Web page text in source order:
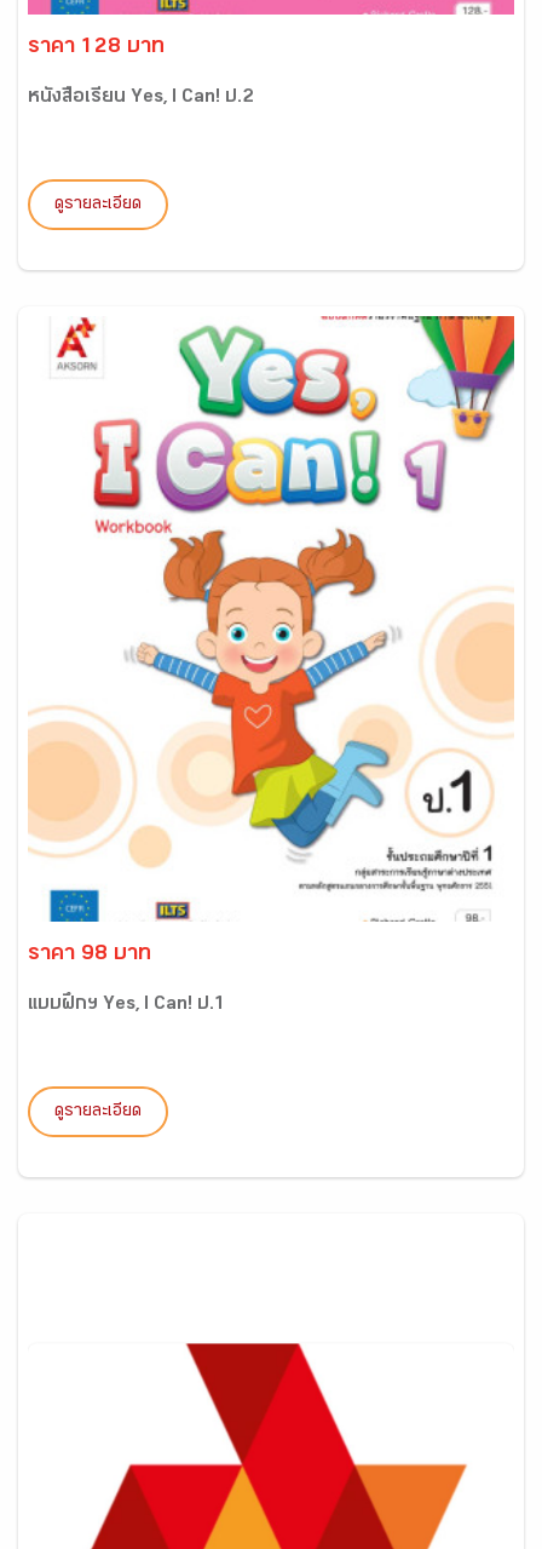
ราคา 128 บาท
หนังสือเรียน Yes, I Can! ป.2
ดูรายละเอียด
ราคา 98 บาท
แบบฝึกฯ Yes, I Can! ป.1
ดูรายละเอียด